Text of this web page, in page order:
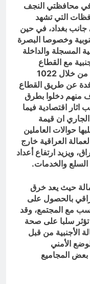
في محافظتي النجف
التي تشهد
جانب بغداد، في حين
وخصوصا البصرة
المسجلة والداخلة
مع القطاع
الحكومي بلغت 140 الف عامل اجنبي من خلال 1022
عن طريق القطاع
منهم دخلوا بطرق
اقتصادية فيما
ان قيمة
حوالات العاملين
العراقية خارج
ويزيد ارتفاع أعداد
السلع والخدمات.
حيث يعد خرق
بالحصول على
مع المجتمع، وقد
سلبا على صحة
الأجنبية من قبل
الأمني
المجاميع